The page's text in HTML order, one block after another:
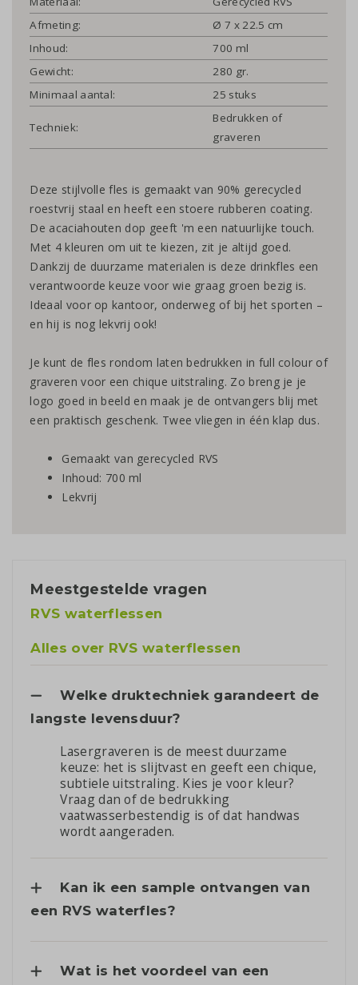
Afmeting:
Ø 7 x 22.5 cm
Inhoud:
700 ml
Gewicht:
280 gr.
Minimaal aantal:
25 stuks
Techniek:
Bedrukken of
graveren
Deze stijlvolle fles is gemaakt van 90% gerecycled
roestvrij staal en heeft een stoere rubberen coating.
De acaciahouten dop geeft 'm een natuurlijke touch.
Met 4 kleuren om uit te kiezen, zit je altijd goed.
Dankzij de duurzame materialen is deze drinkfles een
verantwoorde keuze voor wie graag groen bezig is.
Ideaal voor op kantoor, onderweg of bij het sporten –
en hij is nog lekvrij ook!
Je kunt de fles rondom laten bedrukken in full colour of
graveren voor een chique uitstraling. Zo breng je je
logo goed in beeld en maak je de ontvangers blij met
een praktisch geschenk. Twee vliegen in één klap dus.
Gemaakt van gerecycled RVS
Inhoud: 700 ml
Lekvrij
Meestgestelde vragen
RVS waterflessen
Alles over RVS waterflessen
Welke druktechniek garandeert de
langste levensduur?
Lasergraveren is de meest duurzame
keuze: het is slijtvast en geeft een chique,
subtiele uitstraling. Kies je voor kleur?
Vraag dan of de bedrukking
vaatwasserbestendig is of dat handwas
wordt aangeraden.
Kan ik een sample ontvangen van
een RVS waterfles?
Wat is het voordeel van een